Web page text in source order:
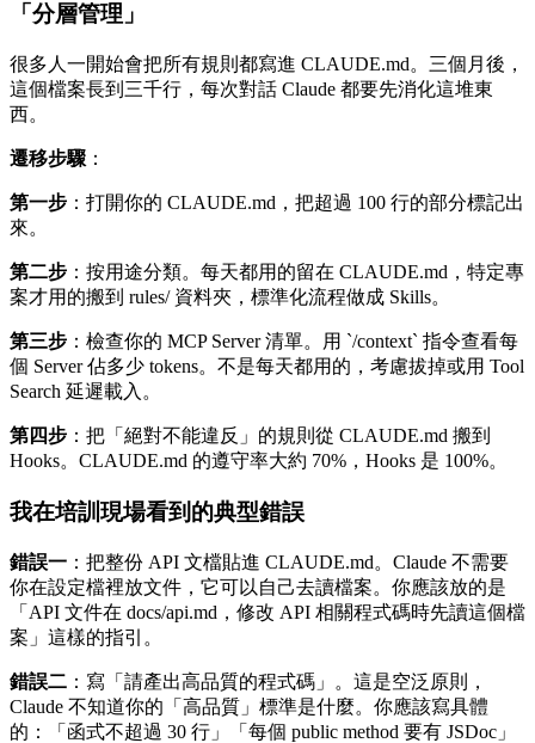
「分層管理」
很多人一開始會把所有規則都寫進 CLAUDE.md。三個月後，
這個檔案長到三千行，每次對話 Claude 都要先消化這堆東
西。
遷移步驟 ：
第一步 ：打開你的 CLAUDE.md，把超過 100 行的部分標記出
來。
第二步 ：按用途分類。每天都用的留在 CLAUDE.md，特定專
案才用的搬到 rules/ 資料夾，標準化流程做成 Skills。
第三步 ：檢查你的 MCP Server 清單。用 `/context` 指令查看每
個 Server 佔多少 tokens。不是每天都用的，考慮拔掉或用 Tool
Search 延遲載入。
第四步 ：把「絕對不能違反」的規則從 CLAUDE.md 搬到
Hooks。CLAUDE.md 的遵守率大約 70%，Hooks 是 100%。
我在培訓現場看到的典型錯誤
錯誤一 ：把整份 API 文檔貼進 CLAUDE.md。Claude 不需要
你在設定檔裡放文件，它可以自己去讀檔案。你應該放的是
「API 文件在 docs/api.md，修改 API 相關程式碼時先讀這個檔
案」這樣的指引。
錯誤二 ：寫「請產出高品質的程式碼」。這是空泛原則，
Claude 不知道你的「高品質」標準是什麼。你應該寫具體
的：「函式不超過 30 行」「每個 public method 要有 JSDoc」